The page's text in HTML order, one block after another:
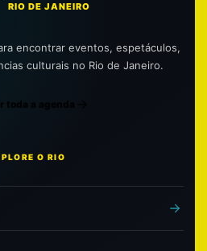
RIO DE JANEIRO
encontrar eventos, espetáculos,
culturais no Rio de Janeiro.
toda a agenda
O RIO